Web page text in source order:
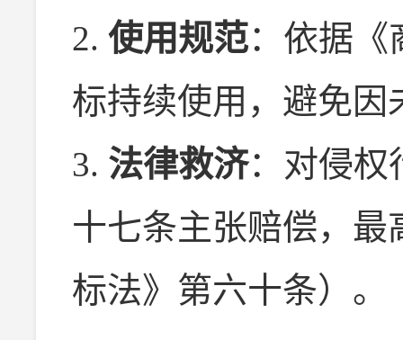
2. 使用规范：依据《
标持续使用，避免因
3. 法律救济：对侵权
十七条主张赔偿，
标法》第六十条）。